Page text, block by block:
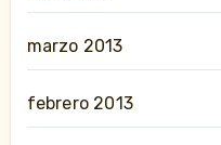
marzo 2013
febrero 2013